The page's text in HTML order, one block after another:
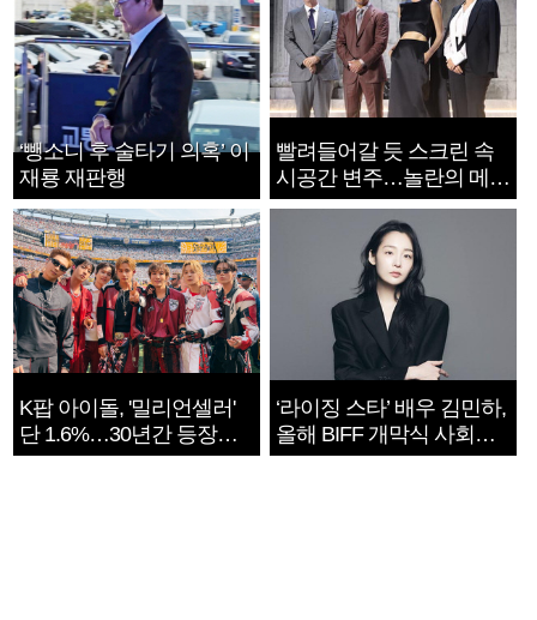
‘뺑소니 후 술타기 의혹’ 이
재룡 재판행
빨려들어갈 듯 스크린 속
시공간 변주…놀란의 메시
지는 ‘전쟁 속죄’
K팝 아이돌, '밀리언셀러'
단 1.6%…30년간 등장
1182개팀 전수조사
‘라이징 스타’ 배우 김민하,
올해 BIFF 개막식 사회자
확정